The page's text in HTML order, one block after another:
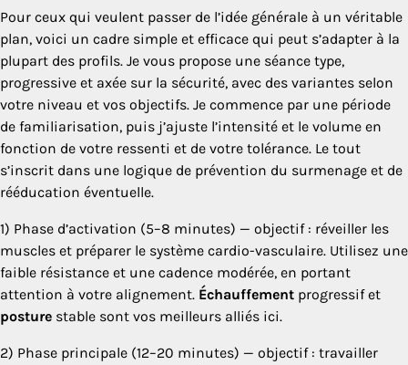
Pour ceux qui veulent passer de l’idée générale à un véritable
plan, voici un cadre simple et efficace qui peut s’adapter à la
plupart des profils. Je vous propose une séance type,
progressive et axée sur la sécurité, avec des variantes selon
votre niveau et vos objectifs. Je commence par une période
de familiarisation, puis j’ajuste l’intensité et le volume en
fonction de votre ressenti et de votre tolérance. Le tout
s’inscrit dans une logique de prévention du surmenage et de
rééducation éventuelle.
1) Phase d’activation (5–8 minutes) — objectif : réveiller les
muscles et préparer le système cardio-vasculaire. Utilisez une
faible résistance et une cadence modérée, en portant
attention à votre alignement. Échauffement progressif et
posture stable sont vos meilleurs alliés ici.
2) Phase principale (12–20 minutes) — objectif : travailler